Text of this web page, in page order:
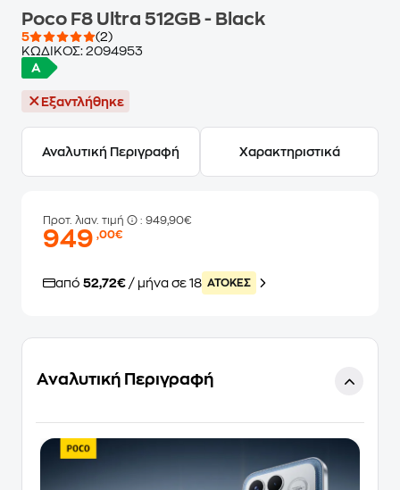
Poco F8 Ultra 512GB - Black
5
(2)
ΚΩΔΙΚΟΣ: 2094953
Εξαντλήθηκε
Αναλυτική Περιγραφή Χαρακτηριστικά
Προτ. λιαν. τιμή : 949,90€
949,00€
από 52,72€ / μήνα σε 18 ATOKEΣ
Αναλυτική Περιγραφή